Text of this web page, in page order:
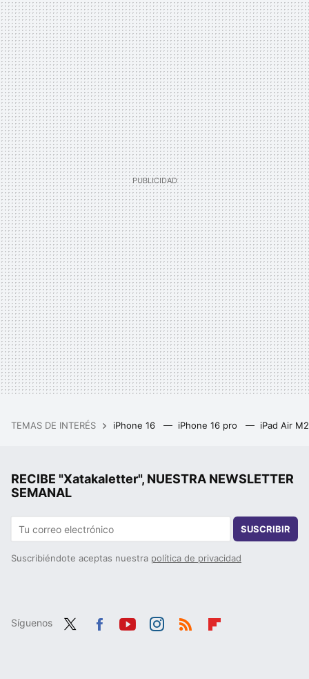
TEMAS DE INTERÉS iPhone 16 iPhone 16 pro iPad Air
RECIBE "Xatakaletter", NUESTRA NEWSLETTER
SEMANAL
SUSCRIBIR
Suscribiéndote aceptas nuestra política de privacidad
Síguenos